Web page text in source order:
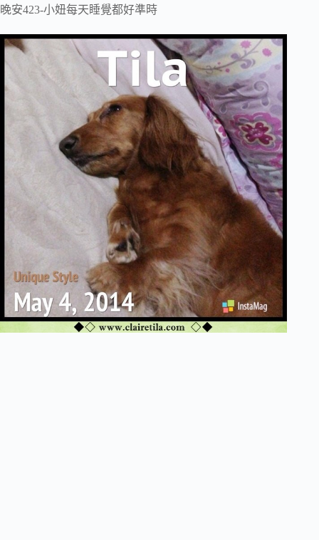
晚安423-小妞每天睡覺都好準時